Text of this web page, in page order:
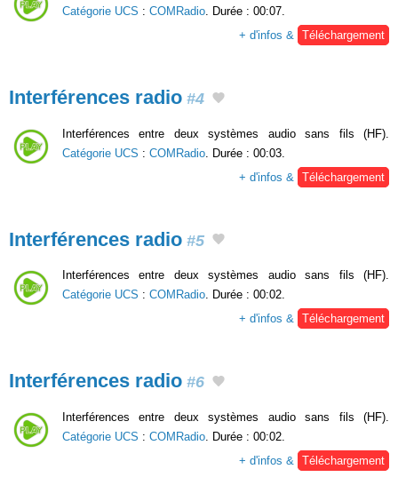
Catégorie UCS : COMRadio . Durée : 00:07.
+ d'infos &
Téléchargement
Interférences radio #4
Interférences entre deux systèmes audio sans fils (HF).
Catégorie UCS : COMRadio . Durée : 00:03.
+ d'infos &
Téléchargement
Interférences radio #5
Interférences entre deux systèmes audio sans fils (HF).
Catégorie UCS : COMRadio. Durée : 00:02.
+ d'infos & Téléchargement
Interférences radio #6
Interférences entre deux systèmes audio sans fils (HF).
Catégorie UCS : COMRadio . Durée : 00:02.
+ d'infos &
Téléchargement